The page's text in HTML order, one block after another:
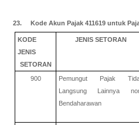
23. Kode Akun Pajak 411619 untuk
KODE
JENIS
SETORAN
JENIS SETORAN
900
Pemungut Pajak
Langsung Lainnya
Bendaharawan